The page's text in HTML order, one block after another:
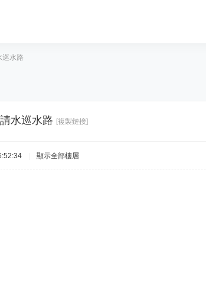
水路
水巡水路 [複製鏈接]
顯示全部樓層